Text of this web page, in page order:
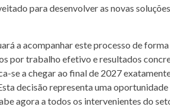
para desenvolver as novas
a acompanhar este processo de
por trabalho efetivo e resultados
se a chegar ao final de 2027
decisão representa uma
agora a todos os intervenientes do